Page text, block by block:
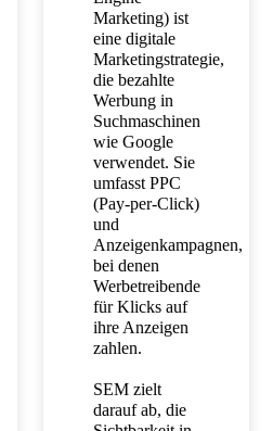
Marketing) ist
eine digitale
Marketingstrategie,
die bezahlte
Werbung in
Suchmaschinen
wie Google
verwendet. Sie
umfasst PPC
(Pay-per-Click)
und
Anzeigenkampagnen,
bei denen
Werbetreibende
für Klicks auf
ihre Anzeigen
zahlen.
SEM zielt
darauf ab, die